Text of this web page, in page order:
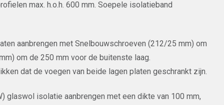
max. h.o.h. 600 mm. Soepele isolatieband
aanbrengen met Snelbouwschroeven (212/25 mm) om
om de 250 mm voor de buitenste laag.
dat de voegen van beide lagen platen geschrankt zijn.
glaswol isolatie aanbrengen met een dikte van 100 mm,